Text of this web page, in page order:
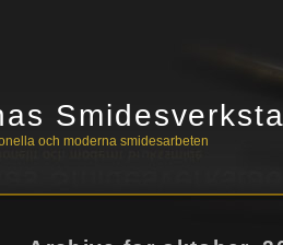
och moderna smidesarbeten